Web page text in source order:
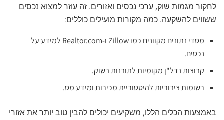
לחקור מגמות שוק, ערכי נכסים ואזורים. זה עוזר למצוא נכסים
ששווים להשקעה. כמה מקורות מועילים כוללים:
מסדי נתונים מקוונים כמו Zillow ו-Realtor.com למידע על
נכסים.
קבוצות נדל"ן מקומיות לתובנות בשוק.
רשומות ציבוריות להיסטוריית מכירות ומידע מס.
באמצעות הכלים הללו, משקיעים יכולים להבין טוב יותר את אזורי